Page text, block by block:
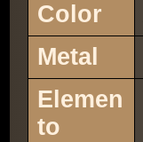
Color
Metal
Elemen
to